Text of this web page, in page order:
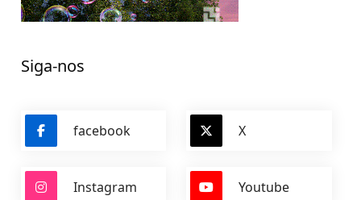
Siga-nos
facebook X
Instagram Youtube